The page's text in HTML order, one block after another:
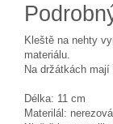
Kleště na nehty
materiálu.
Na držátkách mají
Délka: 11 cm
Materilál: